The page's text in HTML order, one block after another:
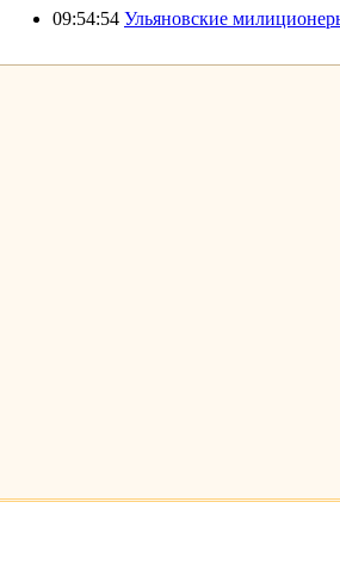
09:54:54 Ульяновские